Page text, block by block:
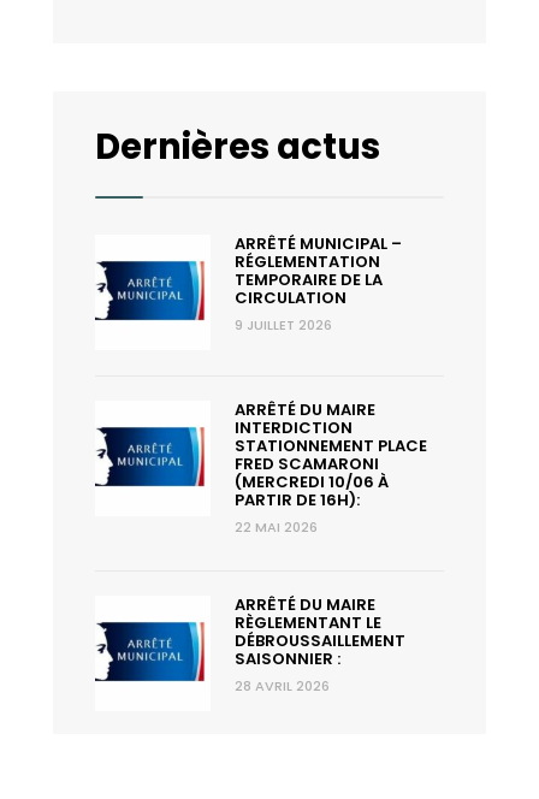
Dernières actus
ARRÊTÉ MUNICIPAL –
RÉGLEMENTATION
TEMPORAIRE DE LA
CIRCULATION
9 JUILLET 2026
ARRÊTÉ DU MAIRE
INTERDICTION
STATIONNEMENT PLACE
FRED SCAMARONI
(MERCREDI 10/06 À
PARTIR DE 16H):
22 MAI 2026
ARRÊTÉ DU MAIRE
RÈGLEMENTANT LE
DÉBROUSSAILLEMENT
SAISONNIER :
28 AVRIL 2026